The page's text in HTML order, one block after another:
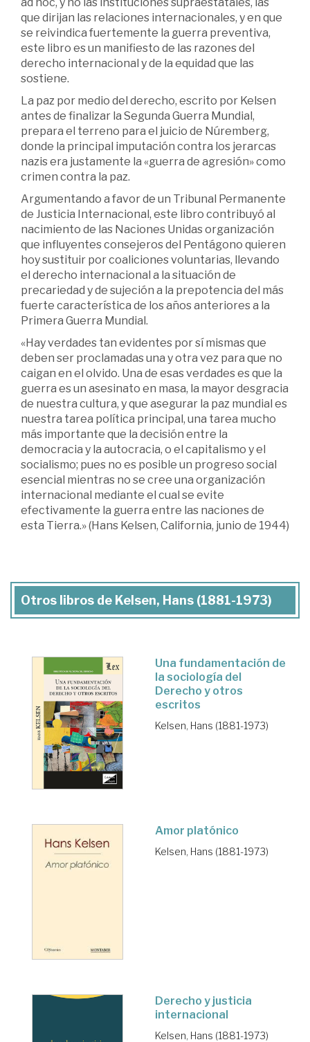
que dirijan las relaciones internacionales, y en que
se reivindica fuertemente la guerra preventiva,
este libro es un manifiesto de las razones del
derecho internacional y de la equidad que las
sostiene.
La paz por medio del derecho, escrito por Kelsen
antes de finalizar la Segunda Guerra Mundial,
prepara el terreno para el juicio de Núremberg,
donde la principal imputación contra los jerarcas
nazis era justamente la «guerra de agresión» como
crimen contra la paz.
Argumentando a favor de un Tribunal Permanente
de Justicia Internacional, este libro contribuyó al
nacimiento de las Naciones Unidas organización
que influyentes consejeros del Pentágono quieren
hoy sustituir por coaliciones voluntarias, llevando
el derecho internacional a la situación de
precariedad y de sujeción a la prepotencia del más
fuerte característica de los años anteriores a la
Primera Guerra Mundial.
«Hay verdades tan evidentes por sí mismas que
deben ser proclamadas una y otra vez para que no
caigan en el olvido. Una de esas verdades es que la
guerra es un asesinato en masa, la mayor desgracia
de nuestra cultura, y que asegurar la paz mundial es
nuestra tarea política principal, una tarea mucho
más importante que la decisión entre la
democracia y la autocracia, o el capitalismo y el
socialismo; pues no es posible un progreso social
esencial mientras no se cree una organización
internacional mediante el cual se evite
efectivamente la guerra entre las naciones de
esta Tierra.» (Hans Kelsen, California, junio de 1944)
Otros libros de Kelsen, Hans (1881-1973)
Una fundamentación de
la sociología del
Derecho y otros
escritos
Kelsen, Hans (1881-1973)
Amor platónico
Kelsen, Hans (1881-1973)
Derecho y justicia
internacional
Kelsen, Hans (1881-1973)